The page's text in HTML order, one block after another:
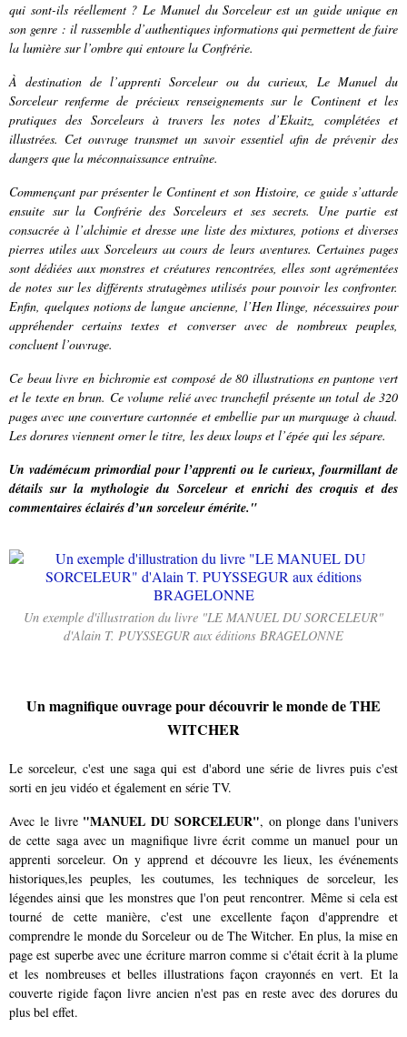
qui sont-ils réellement ? Le Manuel du Sorceleur est un guide unique en
son genre : il rassemble d’authentiques informations qui permettent de faire
la lumière sur l’ombre qui entoure la Confrérie.
À destination de l’apprenti Sorceleur ou du curieux, Le Manuel du
Sorceleur renferme de précieux renseignements sur le Continent et les
pratiques des Sorceleurs à travers les notes d’Ekaitz, complétées et
illustrées. Cet ouvrage transmet un savoir essentiel afin de prévenir des
dangers que la méconnaissance entraîne.
Commençant par présenter le Continent et son Histoire, ce guide s’attarde
ensuite sur la Confrérie des Sorceleurs et ses secrets. Une partie est
consacrée à l’alchimie et dresse une liste des mixtures, potions et diverses
pierres utiles aux Sorceleurs au cours de leurs aventures. Certaines pages
sont dédiées aux monstres et créatures rencontrées, elles sont agrémentées
de notes sur les différents stratagèmes utilisés pour pouvoir les confronter.
Enfin, quelques notions de langue ancienne, l’Hen Ilinge, nécessaires pour
appréhender certains textes et converser avec de nombreux peuples,
concluent l’ouvrage.
Ce beau livre en bichromie est composé de 80 illustrations en pantone vert
et le texte en brun. Ce volume relié avec tranchefil présente un total de 320
pages avec une couverture cartonnée et embellie par un marquage à chaud.
Les dorures viennent orner le titre, les deux loups et l’épée qui les sépare.
Un vadémécum primordial pour l’apprenti ou le curieux, fourmillant de
détails sur la mythologie du Sorceleur et enrichi des croquis et des
commentaires éclairés d’un sorceleur émérite."
Un exemple d'illustration du livre "LE MANUEL DU SORCELEUR"
d'Alain T. PUYSSEGUR aux éditions BRAGELONNE
Un magnifique ouvrage pour découvrir le monde de THE
WITCHER
Le sorceleur, c'est une saga qui est d'abord une série de livres puis c'est
sorti en jeu vidéo et également en série TV.
Avec le livre "MANUEL DU SORCELEUR", on plonge dans l'univers
de cette saga avec un magnifique livre écrit comme un manuel pour un
apprenti sorceleur. On y apprend et découvre les lieux, les événements
historiques,les peuples, les coutumes, les techniques de sorceleur, les
légendes ainsi que les monstres que l'on peut rencontrer. Même si cela est
tourné de cette manière, c'est une excellente façon d'apprendre et
comprendre le monde du Sorceleur ou de The Witcher. En plus, la mise en
page est superbe avec une écriture marron comme si c'était écrit à la plume
et les nombreuses et belles illustrations façon crayonnés en vert. Et la
couverte rigide façon livre ancien n'est pas en reste avec des dorures du
plus bel effet.